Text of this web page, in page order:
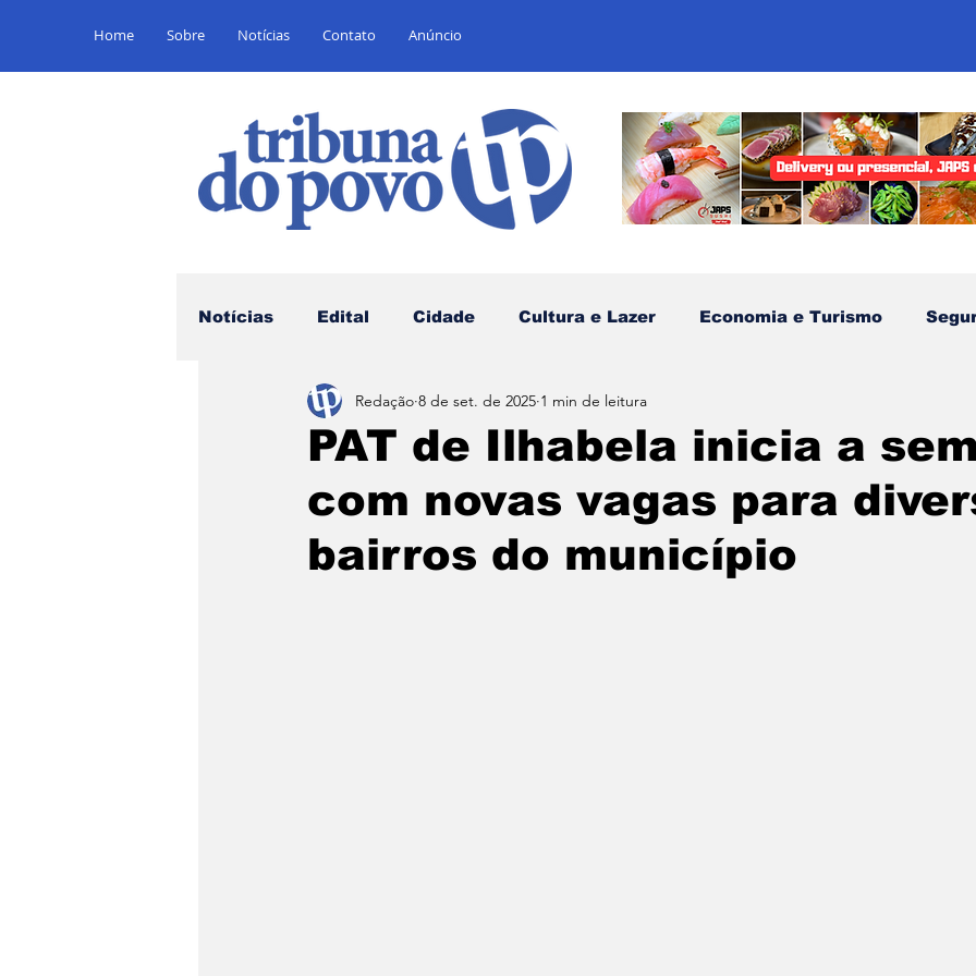
Home Sobre Notícias Contato Anúncio
Notícias Edital Cidade Cultura e Lazer Economia e Turismo
Educação Esportes Comunidades Tradicionais
São Sebastião Caraguatatuba Especial Agenda e Utilidade Pública
PAT de Ilhabela inicia a
com novas vagas para
bairros do município
Redação 8 de set. de 2025 1 min de leitura